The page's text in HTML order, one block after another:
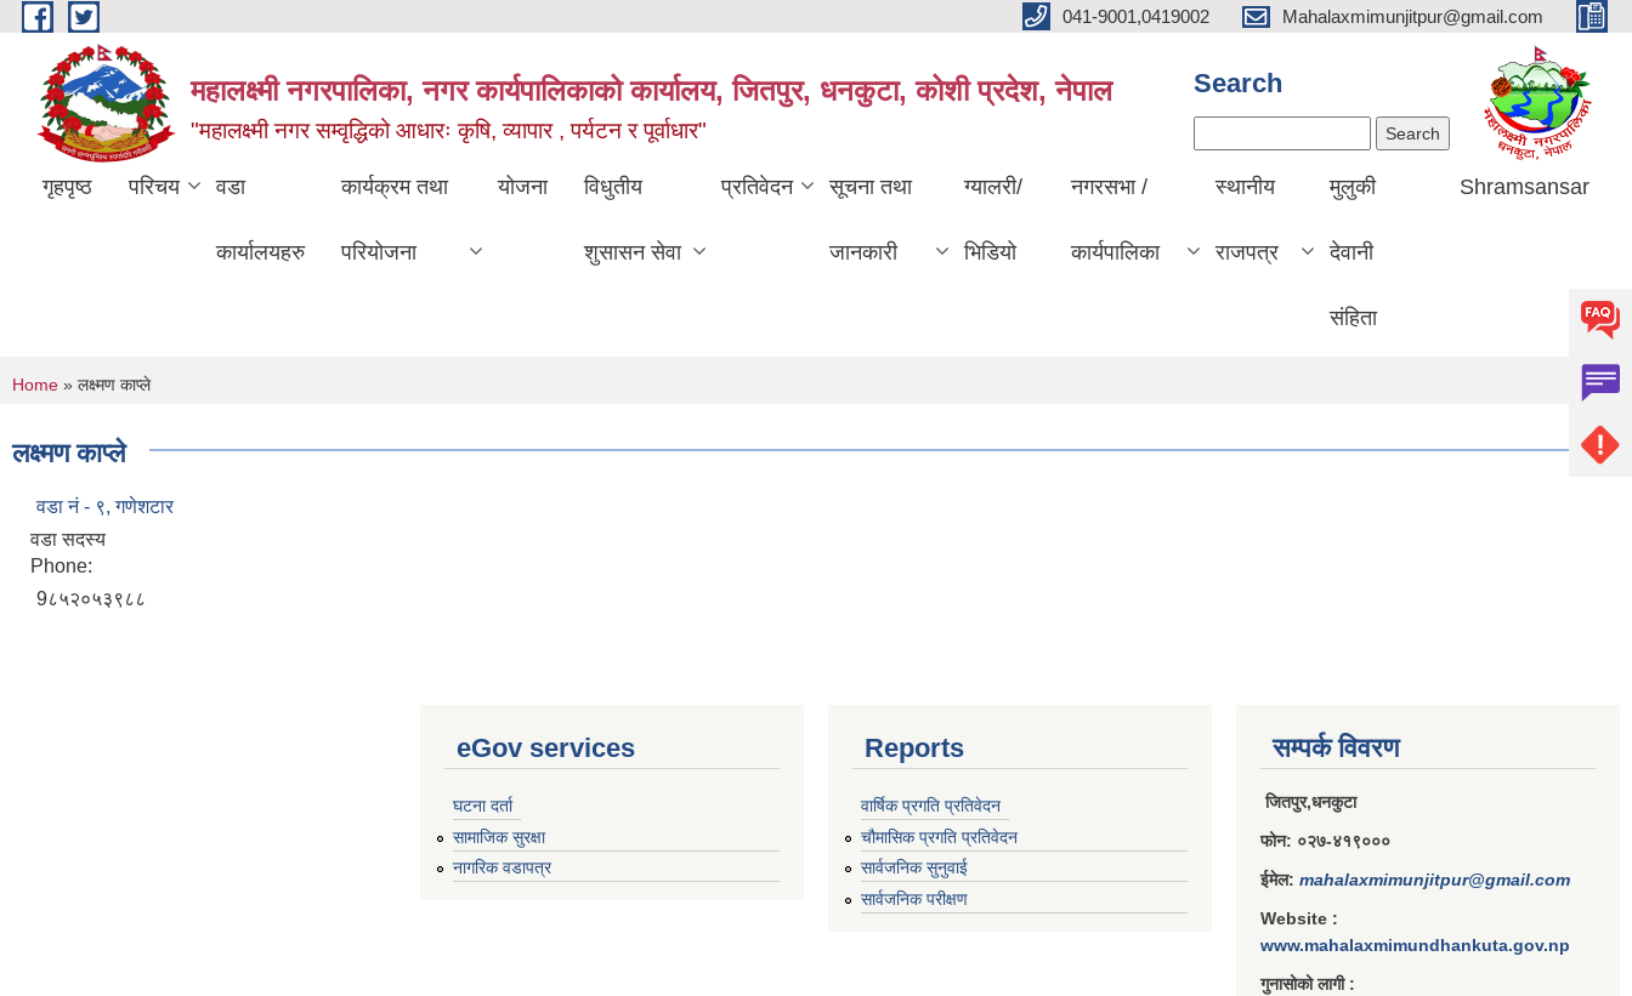
Skip to main content 041-9001,0419002 Mahalaxmimunjitpur@gmail.com
महालक्ष्मी नगरपालिका, नगर कार्यपालिकाको कार्यालय, जितपुर, धनकुटा, कोशी प्रदेश, नेपाल
"महालक्ष्मी नगर सम्वृद्धिको आधारः कृषि, व्यापार , पर्यटन र पूर्वाधार"
Search
गृहपृष्ठ परिचय वडा
कार्यालयहरु
कार्यक्रम तथा
परियोजना
योजना विधुतीय
शुसासन सेवा
प्रतिवेदन सूचना तथा
जानकारी
ग्यालरी/
भिडियो
नगरसभा /
कार्यपालिका
स्थानीय
राजपत्र
मुलुकी
देवानी
संहिता
Shramsansar
You are here
Home » लक्ष्मण काप्ले
लक्ष्मण काप्ले
वडा नं - ९, गणेशटार
वडा सदस्य
Phone:
9८५२०५३९८८
eGov services
घटना दर्ता
सामाजिक सुरक्षा
नागरिक वडापत्र
Reports
वार्षिक प्रगति प्रतिवेदन
चौमासिक प्रगति प्रतिवेदन
सार्वजनिक सुनुवाई
सार्वजनिक परीक्षण
सम्पर्क विवरण
जितपुर,धनकुटा
फोन: ०२७-४१९०००
ईमेल: mahalaxmimunjitpur@gmail.com
Website :
www.mahalaxmimundhankuta.gov.np
गुनासोको लागी :